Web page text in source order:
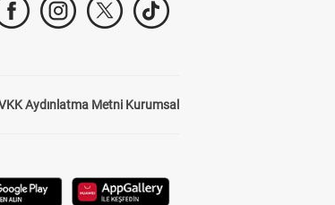
Aydınlatma Metni Kurumsal